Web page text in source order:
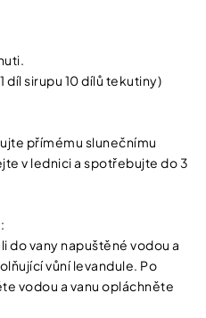
díl sirupu 10 dílů tekutiny)
přímému slunečnímu
v lednici a spotřebujte do 3
do vany napuštěné vodou a
vůní levandule. Po
vodou a vanu opláchněte